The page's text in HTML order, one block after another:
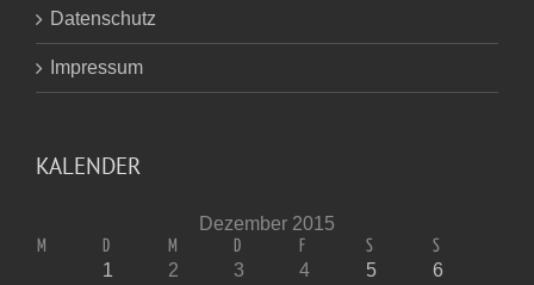
Datenschutz
Impressum
KALENDER
Dezember 2015
M D M D F S S
1 2 3 4 5
6